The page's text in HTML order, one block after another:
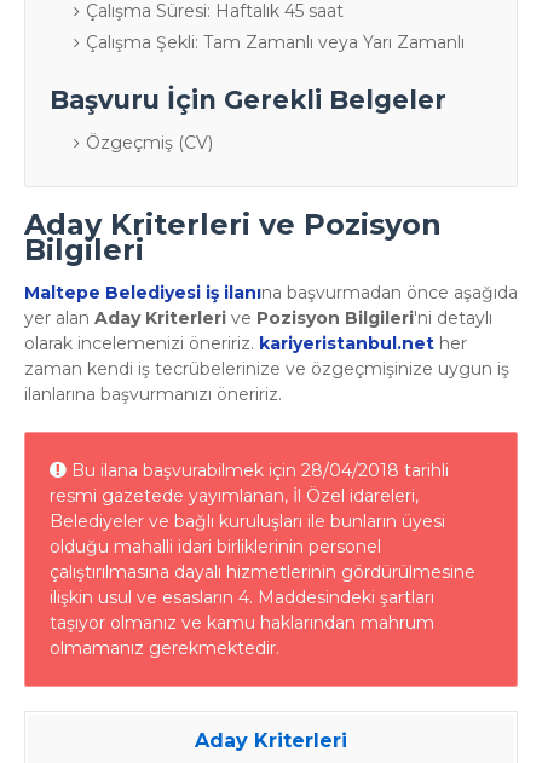
Çalışma Süresi: Haftalık 45 saat
Çalışma Şekli: Tam Zamanlı veya Yarı Zamanlı
Başvuru İçin Gerekli Belgeler
Özgeçmiş (CV)
Aday Kriterleri ve Pozisyon
Bilgileri
Maltepe Belediyesi iş ilanına başvurmadan önce aşağıda
yer alan Aday Kriterleri ve Pozisyon Bilgileri'ni detaylı
olarak incelemenizi öneririz. kariyeristanbul.net her
zaman kendi iş tecrübelerinize ve özgeçmişinize uygun iş
ilanlarına başvurmanızı öneririz.
Bu ilana başvurabilmek için 28/04/2018 tarihli
resmi gazetede yayımlanan, İl Özel idareleri,
Belediyeler ve bağlı kuruluşları ile bunların üyesi
olduğu mahalli idari birliklerinin personel
çalıştırılmasına dayalı hizmetlerinin gördürülmesine
ilişkin usul ve esasların 4. Maddesindeki şartları
taşıyor olmanız ve kamu haklarından mahrum
olmamanız gerekmektedir.
Aday Kriterleri